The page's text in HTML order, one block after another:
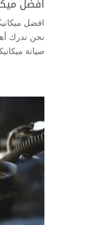
افضل
افضل
نحن ندرك
صيانة